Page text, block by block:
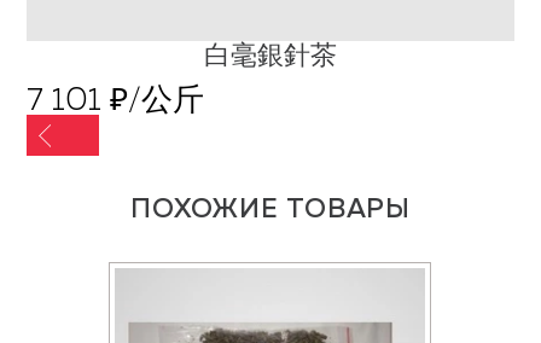
白毫銀針茶
7 101 ₽/公斤
ПОХОЖИЕ ТОВАРЫ